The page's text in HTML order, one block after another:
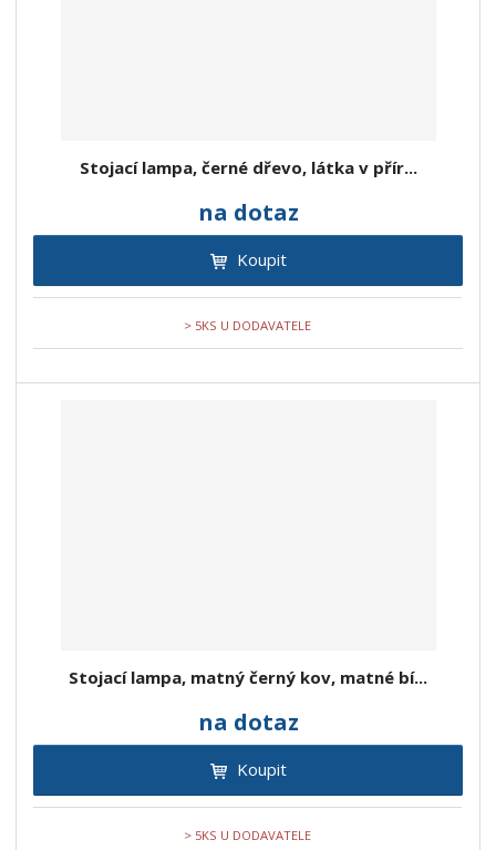
Stojací lampa, černé dřevo, látka v přír...
na dotaz
Koupit
> 5KS U DODAVATELE
Stojací lampa, matný černý kov, matné bí...
na dotaz
Koupit
> 5KS U DODAVATELE